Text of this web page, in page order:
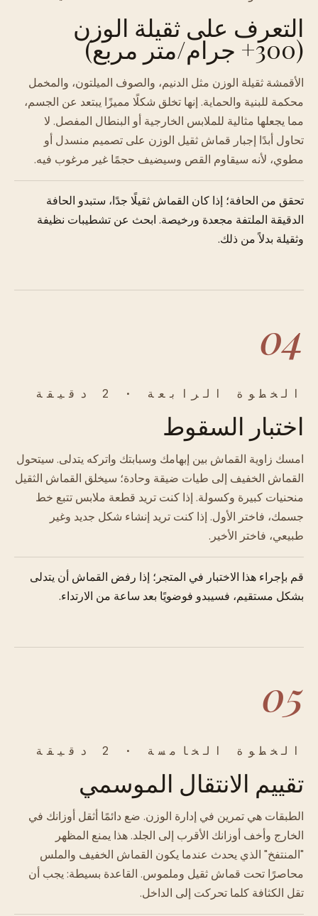
التعرف على ثقيلة الوزن
(300+ جرام/متر مربع)
الأقمشة ثقيلة الوزن مثل الدنيم، والصوف الميلتون، والمخمل
محكمة للبنية والحماية. إنها تخلق شكلًا مميزًا يبتعد عن الجسم،
مما يجعلها مثالية للملابس الخارجية أو البنطال المفصل. لا
تحاول أبدًا إجبار قماش ثقيل الوزن على تصميم منسدل أو
مطوي، لأنه سيقاوم القص وسيضيف حجمًا غير مرغوب فيه.
تحقق من الحافة؛ إذا كان القماش ثقيلًا جدًا، ستبدو الحافة
الدقيقة الملتفة مجعدة ورخيصة. ابحث عن تشطيبات نظيفة
وثقيلة بدلاً من ذلك.
04
الخطوة الرابعة · 2 دقيقة
اختبار السقوط
امسك زاوية القماش بين إبهامك وسبابتك واتركه يتدلى. سيتحول
القماش الخفيف إلى طيات ضيقة وحادة؛ سيخلق القماش الثقيل
منحنيات كبيرة وكسولة. إذا كنت تريد قطعة ملابس تتبع خط
جسمك، فاختر الأول. إذا كنت تريد إنشاء شكل جديد وغير
طبيعي، فاختر الأخير.
قم بإجراء هذا الاختبار في المتجر؛ إذا رفض القماش أن يتدلى
بشكل مستقيم، فسيبدو فوضويًا بعد ساعة من الارتداء.
05
الخطوة الخامسة · 2 دقيقة
تقييم الانتقال الموسمي
الطبقات هي تمرين في إدارة الوزن. ضع دائمًا أثقل أوزانك في
الخارج وأخف أوزانك الأقرب إلى الجلد. هذا يمنع المظهر
"المنتفخ" الذي يحدث عندما يكون القماش الخفيف والملس
محاصرًا تحت قماش ثقيل وملموس. القاعدة بسيطة: يجب أن
تقل الكثافة كلما تحركت إلى الداخل.